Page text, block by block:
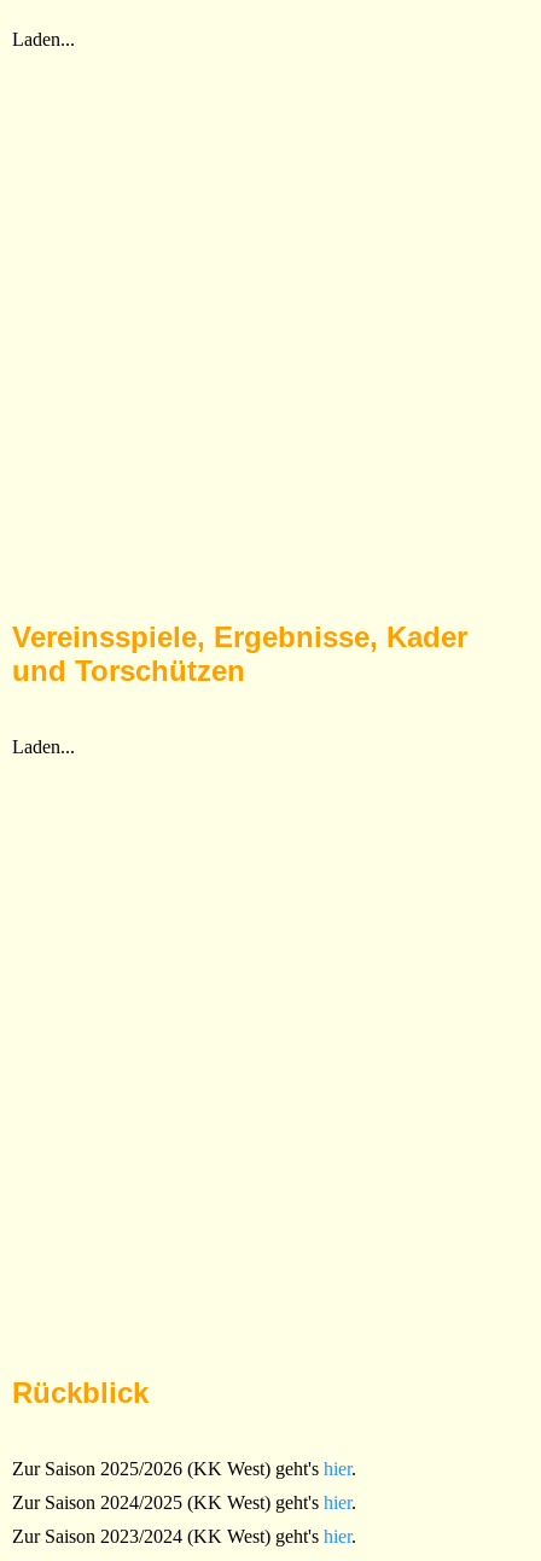
Laden...
Vereinsspiele, Ergebnisse, Kader
und Torschützen
Laden...
Rückblick
Zur Saison 2025/2026 (KK West) geht's hier.
Zur Saison 2024/2025 (KK West) geht's hier.
Zur Saison 2023/2024 (KK West) geht's hier.